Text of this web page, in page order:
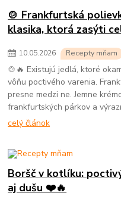
🍲 Frankfurtská
klasika, ktorá zasýti
10.05.2026 Recepty mňam
🍲🔥 Existujú jedlá, ktoré
vôňu poctivého varenia.
presne medzi ne. Jemne
frankfurtských párkov a
celý článok
Boršč v kotlíku:
aj dušu ❤️🔥